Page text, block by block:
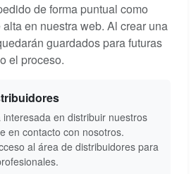
de forma puntual como
en nuestra web. Al crear una
guardados para futuras
el proceso.
en distribuir nuestros
en contacto con nosotros.
al área de distribuidores para